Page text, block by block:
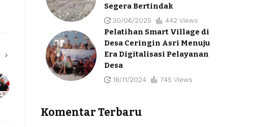
Segera Bertindak
30/06/2025 442 Views
Pelatihan Smart Village di
Desa Ceringin Asri Menuju
Era Digitalisasi Pelayanan
Desa
18/11/2024 745 Views
Komentar Terbaru